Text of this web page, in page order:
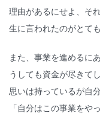
理由があるにせよ、そ
生に言われたのがとて
また、事業を進めるに
うしても資金が尽きて
思いは持っているが自
「自分はこの事業をや